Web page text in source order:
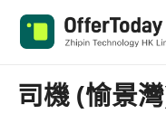
司機 (愉景